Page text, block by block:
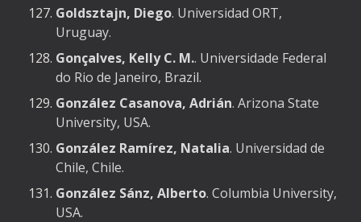
Goldsztajn, Diego. Universidad ORT,
Uruguay.
Gonçalves, Kelly C. M.. Universidade Federal
do Rio de Janeiro, Brazil.
González Casanova, Adrián. Arizona State
University, USA.
González Ramírez, Natalia. Universidad de
Chile, Chile.
González Sánz, Alberto. Columbia University,
USA.